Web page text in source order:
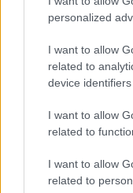
personalized
I want to allow
related to
device identifiers
I want to allow
related to
I want to allow
related to